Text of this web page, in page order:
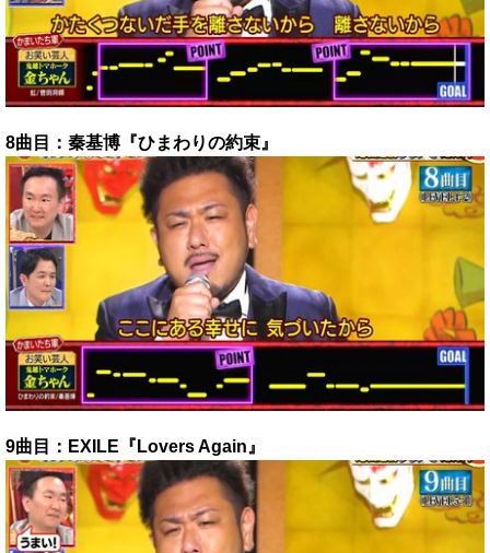
8曲目：秦基博『ひまわりの約束』
9曲目：EXILE『Lovers Again』